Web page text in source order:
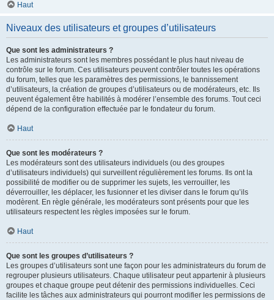
Haut
Niveaux des utilisateurs et groupes d’utilisateurs
Que sont les administrateurs ?
Les administrateurs sont les membres possédant le plus haut niveau de
contrôle sur le forum. Ces utilisateurs peuvent contrôler toutes les opérations
du forum, telles que les paramètres des permissions, le bannissement
d’utilisateurs, la création de groupes d’utilisateurs ou de modérateurs, etc. Ils
peuvent également être habilités à modérer l’ensemble des forums. Tout ceci
dépend de la configuration effectuée par le fondateur du forum.
Haut
Que sont les modérateurs ?
Les modérateurs sont des utilisateurs individuels (ou des groupes
d’utilisateurs individuels) qui surveillent régulièrement les forums. Ils ont la
possibilité de modifier ou de supprimer les sujets, les verrouiller, les
déverrouiller, les déplacer, les fusionner et les diviser dans le forum qu’ils
modèrent. En règle générale, les modérateurs sont présents pour que les
utilisateurs respectent les règles imposées sur le forum.
Haut
Que sont les groupes d’utilisateurs ?
Les groupes d’utilisateurs sont une façon pour les administrateurs du forum de
regrouper plusieurs utilisateurs. Chaque utilisateur peut appartenir à plusieurs
groupes et chaque groupe peut détenir des permissions individuelles. Ceci
facilite les tâches aux administrateurs qui pourront modifier les permissions de